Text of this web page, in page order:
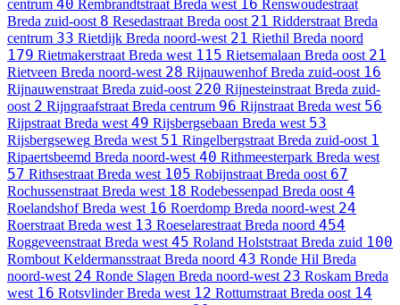
centrum 40 Rembrandtstraat Breda west 16 Renswoudestraat
Breda zuid-oost 8 Resedastraat Breda oost 21 Ridderstraat Breda
centrum 33 Rietdijk Breda noord-west 21 Riethil Breda noord
179 Rietmakerstraat Breda west 115 Rietsemalaan Breda oost 21
Rietveen Breda noord-west 28 Rijnauwenhof Breda zuid-oost 16
Rijnauwenstraat Breda zuid-oost 220 Rijnesteinstraat Breda zuid-
oost 2 Rijngraafstraat Breda centrum 96 Rijnstraat Breda west 56
Rijpstraat Breda west 49 Rijsbergsebaan Breda west 53
Rijsbergseweg Breda west 51 Ringelbergstraat Breda zuid-oost 1
Ripaertsbeemd Breda noord-west 40 Rithmeesterpark Breda west
57 Rithsestraat Breda west 105 Robijnstraat Breda oost 67
Rochussenstraat Breda west 18 Rodebessenpad Breda oost 4
Roelandshof Breda west 16 Roerdomp Breda noord-west 24
Roerstraat Breda west 13 Roeselarestraat Breda noord 454
Roggeveenstraat Breda west 45 Roland Holststraat Breda zuid 100
Rombout Keldermansstraat Breda noord 43 Ronde Hil Breda
noord-west 24 Ronde Slagen Breda noord-west 23 Roskam Breda
west 16 Rotsvlinder Breda west 12 Rottumstraat Breda oost 14